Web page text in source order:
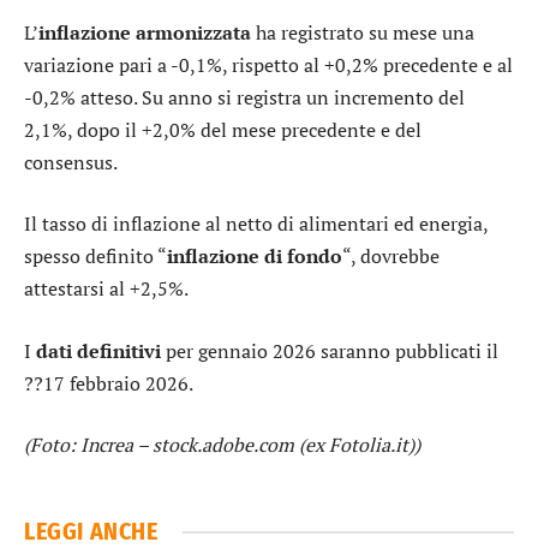
L’inflazione armonizzataha registrato su mese una
variazione pari a -0,1%, rispetto al +0,2% precedente e al
-0,2% atteso. Su anno si registra un incremento del
2,1%, dopo il +2,0% del mese precedente e del
consensus.
Il tasso di inflazione al netto di alimentari ed energia,
spesso definito “inflazione di fondo“, dovrebbe
attestarsi al +2,5%.
I dati definitiviper gennaio 2026 saranno pubblicati il
??17 febbraio 2026.
(Foto: Increa – stock.adobe.com (ex Fotolia.it))
LEGGI ANCHE